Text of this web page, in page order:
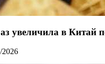
увеличила в Китай
2026